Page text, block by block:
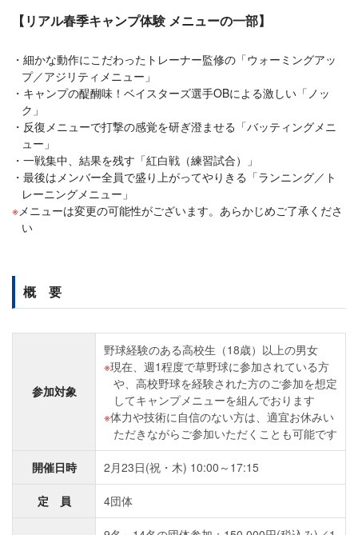
【リアル春季キャンプ体験 メニューの一部】
細かな動作にこだわったトレーナー監修の「ウォーミングアッ
プ／アジリティメニュー」
キャンプの醍醐味！ベイスターズ選手OBによる激しい「ノッ
ク」
反復メニューで打撃の感覚を研ぎ澄ませる「バッティングメニ
ュー」
一戦集中、結果を残す「紅白戦（練習試合）」
最後はメンバー全員で盛り上がってやりきる「ランニング／ト
レーニングメニュー」
メニューは変更の可能性がございます。あらかじめご了承くださ
い
概 要
参加対象
野球経験のある高校生（18歳）以上の男女
現在、週1程度で草野球に参加されている方
や、高校野球を経験された方のご参加を想定
してキャンプメニューを組んでおります
体力や技術に自信のない方は、適宜お休みい
ただきながらご参加いただくことも可能です
開催日時 2月23日(祝・木) 10:00～17:15
定 員 4団体